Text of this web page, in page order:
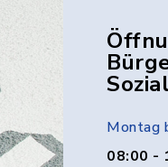
Montag
08:00 -